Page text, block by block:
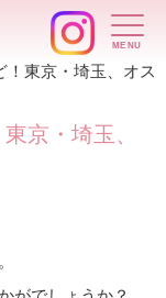
！東京・埼玉、オス
京・埼玉、